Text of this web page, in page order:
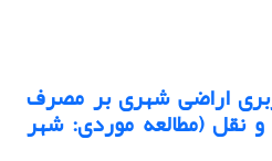
اراضی شهری بر مصرف
و نقل (مطالعه موردی: شهر